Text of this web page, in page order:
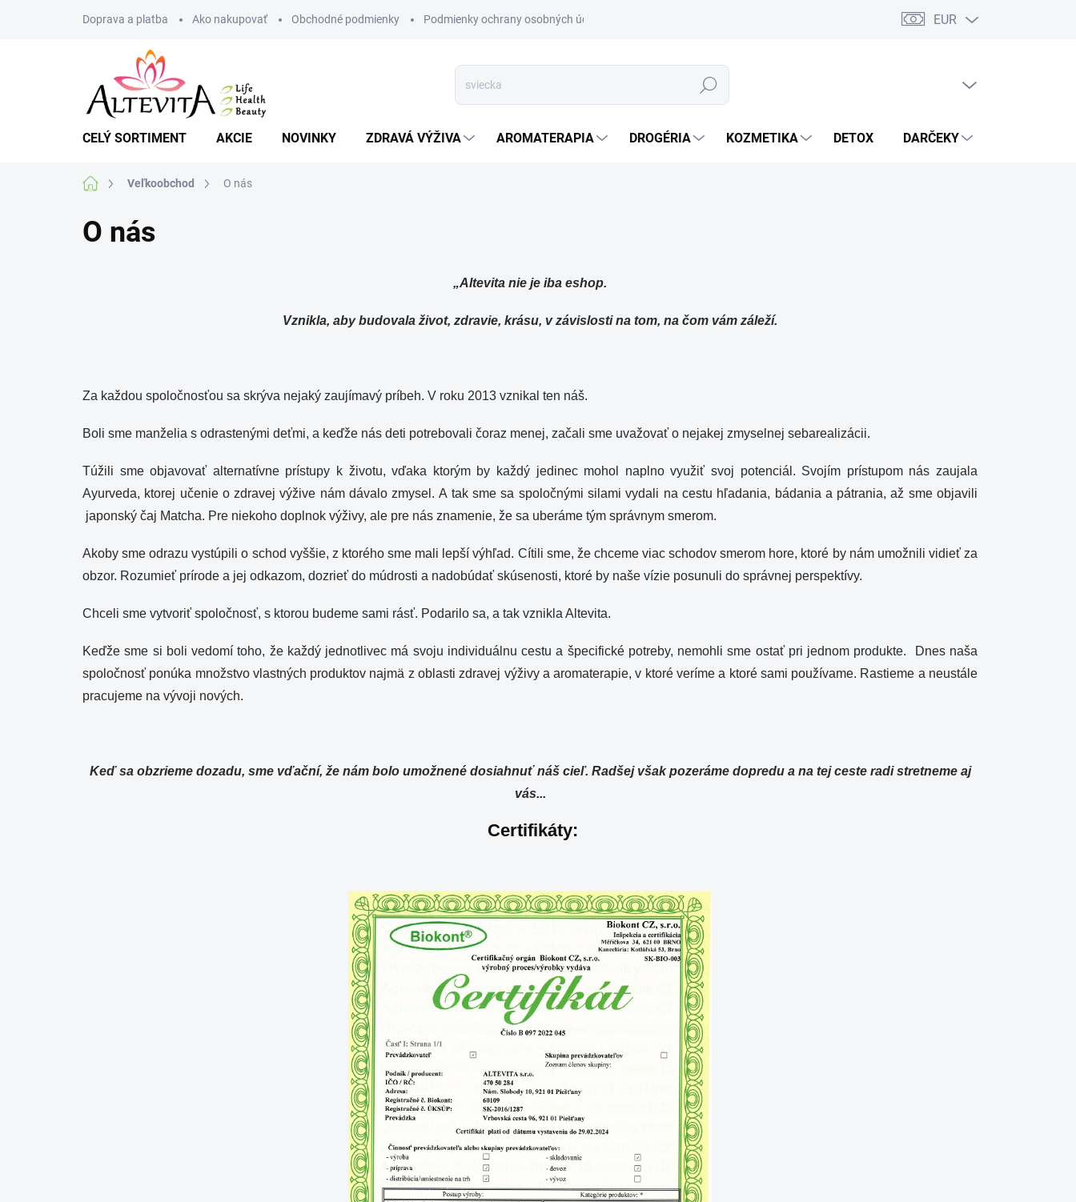
Doprava a platba Ako nakupovať Obchodné podmienky Podmienky ochrany osobných údajov EUR
Hľadať
CELÝ SORTIMENT AKCIE NOVINKY ZDRAVÁ VÝŽIVA AROMATERAPIA DROGÉRIA KOZMETIKA DETOX DARČEKY
DomovVeľkoobchod O nás
O nás
„Altevita nie je iba eshop.
Vznikla, aby budovala život, zdravie, krásu, v závislosti na tom, na čom vám záleží.
Za každou spoločnosťou sa skrýva nejaký zaujímavý príbeh. V roku 2013 vznikal ten náš.
Boli sme manželia s odrastenými deťmi, a keďže nás deti potrebovali čoraz menej, začali sme uvažovať o nejakej zmyselnej sebarealizácii.
Túžili sme objavovať alternatívne prístupy k životu, vďaka ktorým by každý jedinec mohol naplno využiť svoj potenciál. Svojím prístupom nás zaujala
Ayurveda, ktorej učenie o zdravej výžive nám dávalo zmysel. A tak sme sa spoločnými silami vydali na cestu hľadania, bádania a pátrania, až sme objavili
japonský čaj Matcha. Pre niekoho doplnok výživy, ale pre nás znamenie, že sa uberáme tým správnym smerom.
Akoby sme odrazu vystúpili o schod vyššie, z ktorého sme mali lepší výhľad. Cítili sme, že chceme viac schodov smerom hore, ktoré by nám umožnili vidieť za
obzor. Rozumieť prírode a jej odkazom, dozrieť do múdrosti a nadobúdať skúsenosti, ktoré by naše vízie posunuli do správnej perspektívy.
Chceli sme vytvoriť spoločnosť, s ktorou budeme sami rásť. Podarilo sa, a tak vznikla Altevita.
Keďže sme si boli vedomí toho, že každý jednotlivec má svoju individuálnu cestu a špecifické potreby, nemohli sme ostať pri jednom produkte. Dnes naša
spoločnosť ponúka množstvo vlastných produktov najmä z oblasti zdravej výživy a aromaterapie, v ktoré veríme a ktoré sami používame. Rastieme a neustále
pracujeme na vývoji nových.
Keď sa obzrieme dozadu, sme vďační, že nám bolo umožnené dosiahnuť náš cieľ. Radšej však pozeráme dopredu a na tej ceste radi stretneme aj
vás...
Certifikáty: